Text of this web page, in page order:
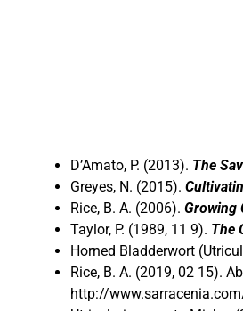
D’Amato, P. (2013). The
Greyes, N. (2015).
Rice, B. A. (2006). Growing
Taylor, P. (1989, 11 9). The
Horned Bladderwort
Rice, B. A. (2019, 02 15).
http://